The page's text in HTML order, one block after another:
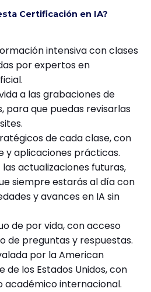
Certificación en IA?
intensiva con clases
por expertos en
a las grabaciones de
para que puedas revisarlas
de cada clase, con
y aplicaciones prácticas.
actualizaciones futuras,
siempre estarás al día con
y avances en IA sin
de por vida, con acceso
de preguntas y respuestas.
por la American
de los Estados Unidos, con
académico internacional.